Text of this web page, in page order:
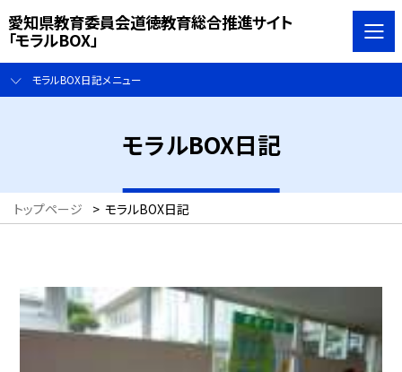
愛知県教育委員会道徳教育総合推進サイト
「モラルBOX」
モラルBOX日記メニュー
モラルBOX日記
トップページ > モラルBOX日記